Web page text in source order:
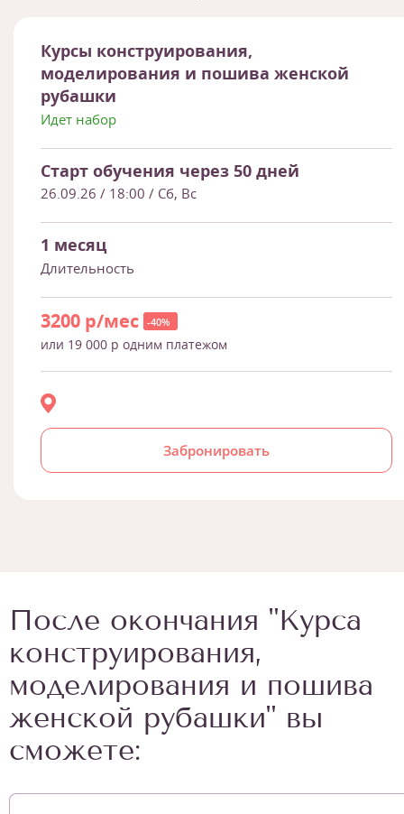
Курсы конструирования,
моделирования и пошива женской
рубашки
Идет набор
Старт обучения через 50 дней
26.09.26 / 18:00 / Сб, Вс
1 месяц
Длительность
3200 р/мес -40%
или 19 000 р одним платежом
Забронировать
После окончания "Курса
конструирования,
моделирования и пошива
женской рубашки" вы
сможете: